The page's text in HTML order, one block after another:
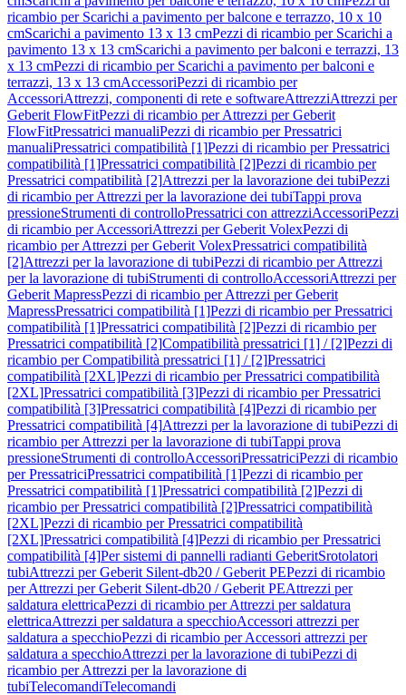
ricambio per Scarichi a pavimento per balcone e terrazzo, 10 x 10
cmScarichi a pavimento 13 x 13 cmPezzi di ricambio per Scarichi a
pavimento 13 x 13 cmScarichi a pavimento per balconi e terrazzi, 13
x 13 cmPezzi di ricambio per Scarichi a pavimento per balconi e
terrazzi, 13 x 13 cmAccessoriPezzi di ricambio per
AccessoriAttrezzi, componenti di rete e softwareAttrezziAttrezzi per
Geberit FlowFitPezzi di ricambio per Attrezzi per Geberit
FlowFitPressatrici manualiPezzi di ricambio per Pressatrici
manualiPressatrici compatibilità [1]Pezzi di ricambio per Pressatrici
compatibilità [1]Pressatrici compatibilità [2]Pezzi di ricambio per
Pressatrici compatibilità [2]Attrezzi per la lavorazione dei tubiPezzi
di ricambio per Attrezzi per la lavorazione dei tubiTappi prova
pressioneStrumenti di controlloPressatrici con attrezziAccessoriPezzi
di ricambio per AccessoriAttrezzi per Geberit VolexPezzi di
ricambio per Attrezzi per Geberit VolexPressatrici compatibilità
[2]Attrezzi per la lavorazione di tubiPezzi di ricambio per Attrezzi
per la lavorazione di tubiStrumenti di controlloAccessoriAttrezzi per
Geberit MapressPezzi di ricambio per Attrezzi per Geberit
MapressPressatrici compatibilità [1]Pezzi di ricambio per Pressatrici
compatibilità [1]Pressatrici compatibilità [2]Pezzi di ricambio per
Pressatrici compatibilità [2]Compatibilità pressatrici [1] / [2]Pezzi di
ricambio per Compatibilità pressatrici [1] / [2]Pressatrici
compatibilità [2XL]Pezzi di ricambio per Pressatrici compatibilità
[2XL]Pressatrici compatibilità [3]Pezzi di ricambio per Pressatrici
compatibilità [3]Pressatrici compatibilità [4]Pezzi di ricambio per
Pressatrici compatibilità [4]Attrezzi per la lavorazione di tubiPezzi di
ricambio per Attrezzi per la lavorazione di tubiTappi prova
pressioneStrumenti di controlloAccessoriPressatriciPezzi di ricambio
per PressatriciPressatrici compatibilità [1]Pezzi di ricambio per
Pressatrici compatibilità [1]Pressatrici compatibilità [2]Pezzi di
ricambio per Pressatrici compatibilità [2]Pressatrici compatibilità
[2XL]Pezzi di ricambio per Pressatrici compatibilità
[2XL]Pressatrici compatibilità [4]Pezzi di ricambio per Pressatrici
compatibilità [4]Per sistemi di pannelli radianti GeberitSrotolatori
tubiAttrezzi per Geberit Silent-db20 / Geberit PEPezzi di ricambio
per Attrezzi per Geberit Silent-db20 / Geberit PEAttrezzi per
saldatura elettricaPezzi di ricambio per Attrezzi per saldatura
elettricaAttrezzi per saldatura a specchioAccessori attrezzi per
saldatura a specchioPezzi di ricambio per Accessori attrezzi per
saldatura a specchioAttrezzi per la lavorazione di tubiPezzi di
ricambio per Attrezzi per la lavorazione di
tubiTelecomandiTelecomandi